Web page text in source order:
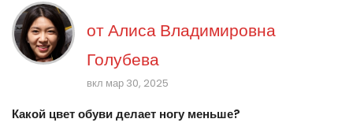
отАлиса Владимировна
Голубева
вкл мар 30, 2025
Какой цвет обуви делает ногу меньше?